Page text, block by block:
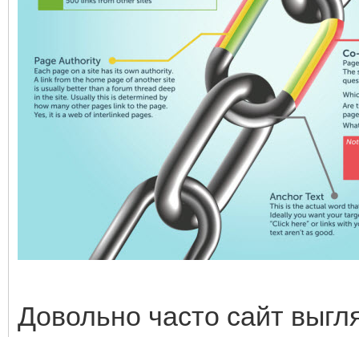
Довольно часто сайт